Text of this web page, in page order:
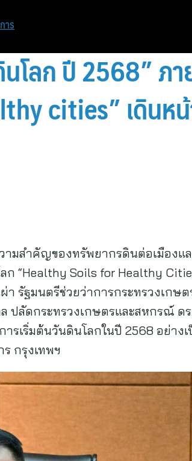
ลก ปี 2568” ภา
cities” เดินห
มสำคัญของทรัพยากรดินต่อเมืองแ
ก “Healthy Soils for Healthy
า รัฐมนตรีช่วยว่าการกระทรวงเกษ
ปลัดกระทรวงเกษตรและสหกรณ์ ด
เริ่มต้นวันดินโลกในปี 2568 อย่างเ
กรุงเทพฯ
าร